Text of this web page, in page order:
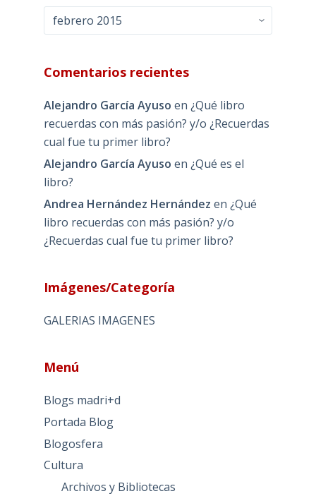
Archivos
Comentarios recientes
Alejandro García Ayuso en ¿Qué libro
recuerdas con más pasión? y/o ¿Recuerdas
cual fue tu primer libro?
Alejandro García Ayuso en ¿Qué es el
libro?
Andrea Hernández Hernández en ¿Qué
libro recuerdas con más pasión? y/o
¿Recuerdas cual fue tu primer libro?
Imágenes/Categoría
GALERIAS IMAGENES
Menú
Blogs madri+d
Portada Blog
Blogosfera
Cultura
Archivos y Bibliotecas